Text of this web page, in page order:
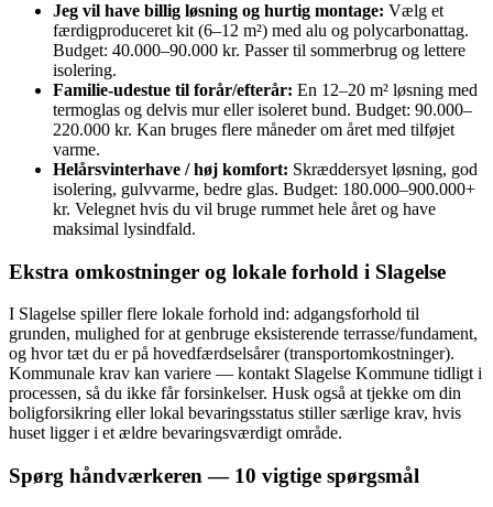
Jeg vil have billig løsning og hurtig montage: Vælg et
færdigproduceret kit (6–12 m²) med alu og polycarbonattag.
Budget: 40.000–90.000 kr. Passer til sommerbrug og lettere
isolering.
Familie‑udestue til forår/efterår: En 12–20 m² løsning med
termoglas og delvis mur eller isoleret bund. Budget: 90.000–
220.000 kr. Kan bruges flere måneder om året med tilføjet
varme.
Helårsvinterhave / høj komfort: Skræddersyet løsning, god
isolering, gulvvarme, bedre glas. Budget: 180.000–900.000+
kr. Velegnet hvis du vil bruge rummet hele året og have
maksimal lysindfald.
Ekstra omkostninger og lokale forhold i Slagelse
I Slagelse spiller flere lokale forhold ind: adgangsforhold til
grunden, mulighed for at genbruge eksisterende terrasse/fundament,
og hvor tæt du er på hovedfærdselsårer (transportomkostninger).
Kommunale krav kan variere — kontakt Slagelse Kommune tidligt i
processen, så du ikke får forsinkelser. Husk også at tjekke om din
boligforsikring eller lokal bevaringsstatus stiller særlige krav, hvis
huset ligger i et ældre bevaringsværdigt område.
Spørg håndværkeren — 10 vigtige spørgsmål